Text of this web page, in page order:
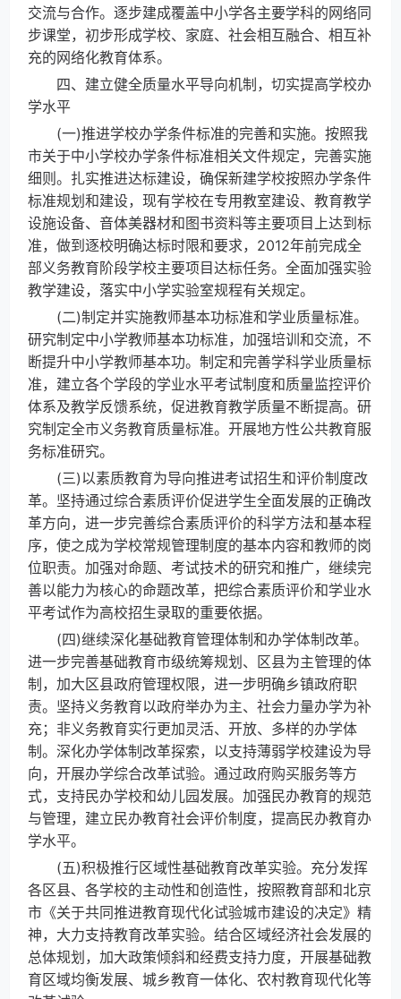
交流与合作。逐步建成覆盖中小学各主要学科的网络同
步课堂，初步形成学校、家庭、社会相互融合、相互补
充的网络化教育体系。
四、建立健全质量水平导向机制，切实提高学校办
学水平
(一)推进学校办学条件标准的完善和实施。按照我
市关于中小学校办学条件标准相关文件规定，完善实施
细则。扎实推进达标建设，确保新建学校按照办学条件
标准规划和建设，现有学校在专用教室建设、教育教学
设施设备、音体美器材和图书资料等主要项目上达到标
准，做到逐校明确达标时限和要求，2012年前完成全
部义务教育阶段学校主要项目达标任务。全面加强实验
教学建设，落实中小学实验室规程有关规定。
(二)制定并实施教师基本功标准和学业质量标准。
研究制定中小学教师基本功标准，加强培训和交流，不
断提升中小学教师基本功。制定和完善学科学业质量标
准，建立各个学段的学业水平考试制度和质量监控评价
体系及教学反馈系统，促进教育教学质量不断提高。研
究制定全市义务教育质量标准。开展地方性公共教育服
务标准研究。
(三)以素质教育为导向推进考试招生和评价制度改
革。坚持通过综合素质评价促进学生全面发展的正确改
革方向，进一步完善综合素质评价的科学方法和基本程
序，使之成为学校常规管理制度的基本内容和教师的岗
位职责。加强对命题、考试技术的研究和推广，继续完
善以能力为核心的命题改革，把综合素质评价和学业水
平考试作为高校招生录取的重要依据。
(四)继续深化基础教育管理体制和办学体制改革。
进一步完善基础教育市级统筹规划、区县为主管理的体
制，加大区县政府管理权限，进一步明确乡镇政府职
责。坚持义务教育以政府举办为主、社会力量办学为补
充；非义务教育实行更加灵活、开放、多样的办学体
制。深化办学体制改革探索，以支持薄弱学校建设为导
向，开展办学综合改革试验。通过政府购买服务等方
式，支持民办学校和幼儿园发展。加强民办教育的规范
与管理，建立民办教育社会评价制度，提高民办教育办
学水平。
(五)积极推行区域性基础教育改革实验。充分发挥
各区县、各学校的主动性和创造性，按照教育部和北京
市《关于共同推进教育现代化试验城市建设的决定》精
神，大力支持教育改革实验。结合区域经济社会发展的
总体规划，加大政策倾斜和经费支持力度，开展基础教
育区域均衡发展、城乡教育一体化、农村教育现代化等